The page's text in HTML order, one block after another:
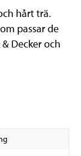
hårt trä.
passar de
Decker och